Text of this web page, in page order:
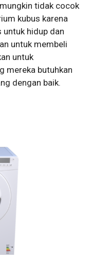
tidak cocok
kubus karena
untuk hidup dan
untuk membeli
untuk
mereka butuhkan
dengan baik.